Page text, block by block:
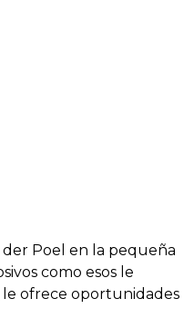
Poel en la pequeña
como esos le
le ofrece oportunidades